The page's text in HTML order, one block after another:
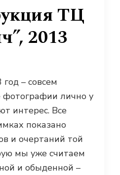
ТЦ
2013
– совсем
фотографии лично у
интерес. Все
показано
и очертаний той
мы уже считаем
и обыденной –